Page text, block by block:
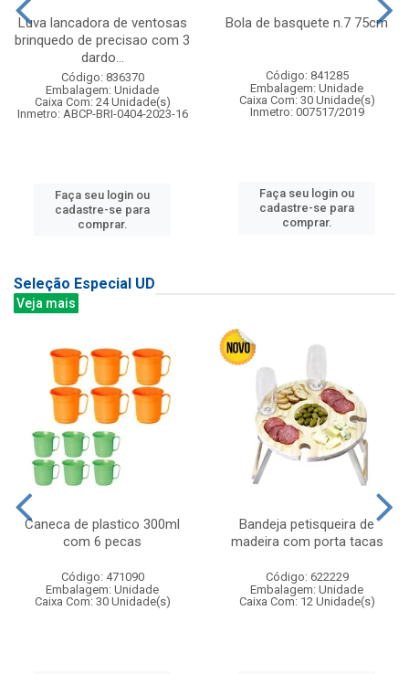
Luva lancadora de ventosas
brinquedo de precisao com 3
dardo...
Código: 836370
Embalagem: Unidade
Caixa Com: 24 Unidade(s)
Inmetro: ABCP-BRI-0404-2023-16
Faça seu login ou
cadastre-se para
comprar.
Bola de basquete n.7 75cm
Código: 841285
Embalagem: Unidade
Caixa Com: 30 Unidade(s)
Inmetro: 007517/2019
Faça seu login ou
cadastre-se para
comprar.
Seleção Especial UD
Veja mais
Caneca de plastico 300ml
com 6 pecas
Código: 471090
Embalagem: Unidade
Caixa Com: 30 Unidade(s)
Bandeja petisqueira de
madeira com porta tacas
Código: 622229
Embalagem: Unidade
Caixa Com: 12 Unidade(s)